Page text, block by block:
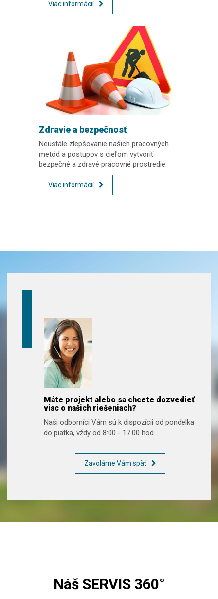
Viac informácií
Zdravie a bezpečnosť
Neustále zlepšovanie našich pracovných
metód a postupov s cieľom vytvoriť
bezpečné a zdravé pracovné prostredie.
Viac informácií
Máte projekt alebo sa chcete dozvedieť
viac o našich riešeniach?
Naši odborníci Vám sú k dispozícii od pondelka
do piatka, vždy od 8:00 - 17.00 hod.
Zavoláme Vám späť
Náš SERVIS 360°